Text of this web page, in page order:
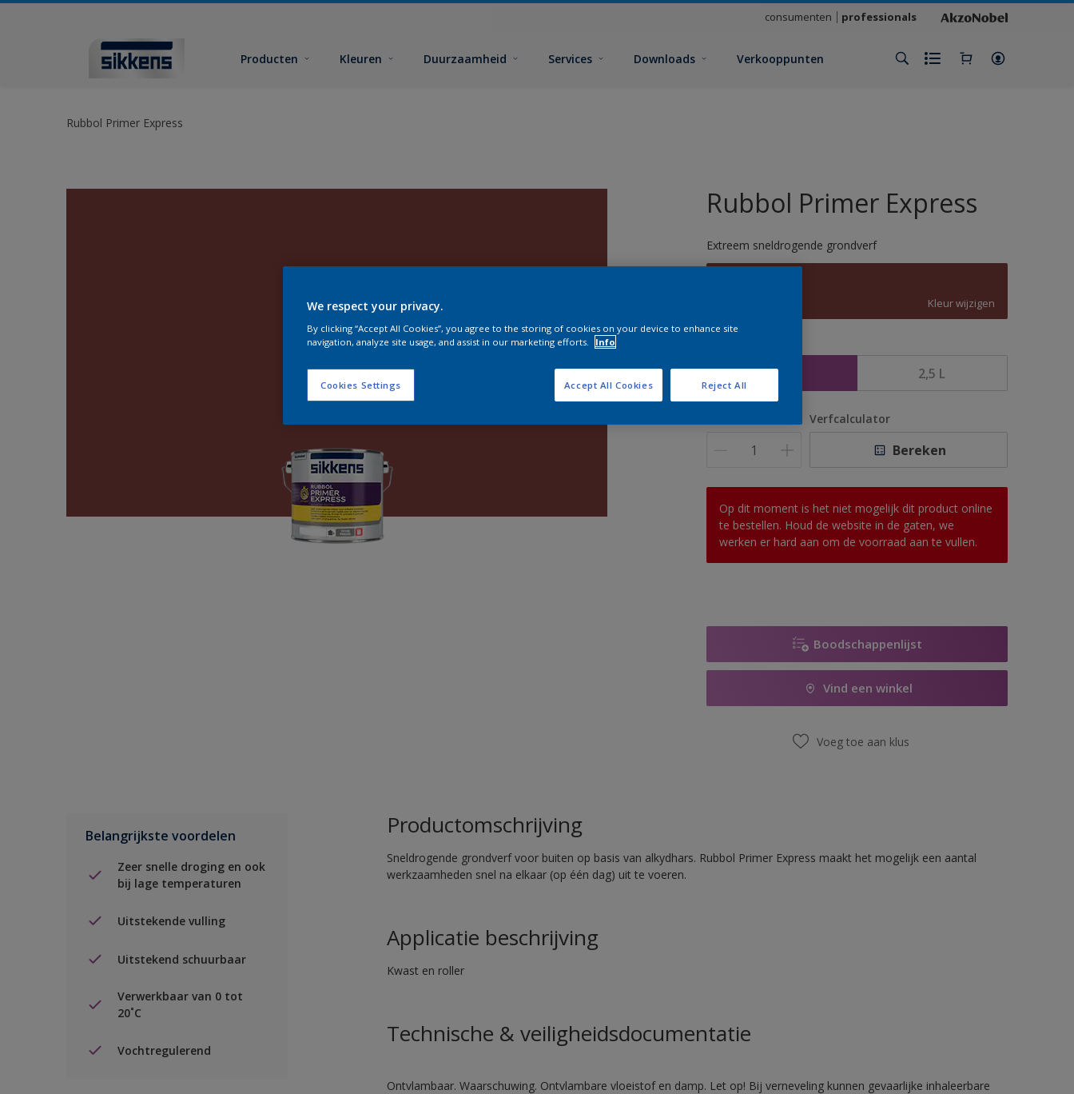
consumenten professionals
Producten Kleuren Duurzaamheid Services Downloads Verkooppunten
Rubbol Primer Express
Rubbol Primer Express
Extreem sneldrogende grondverf
Kleur wijzigen
1 L 2,5 L
Verfcalculator
Bereken
Op dit moment is het niet mogelijk dit product online
te bestellen. Houd de website in de gaten, we
werken er hard aan om de voorraad aan te vullen.
Boodschappenlijst
Vind een winkel
Voeg toe aan klus
Belangrijkste voordelen
Zeer snelle droging en ook
bij lage temperaturen
Uitstekende vulling
Uitstekend schuurbaar
Verwerkbaar van 0 tot
20˚C
Vochtregulerend
Productomschrijving
Sneldrogende grondverf voor buiten op basis van alkydhars. Rubbol Primer Express maakt het mogelijk een aantal
werkzaamheden snel na elkaar (op één dag) uit te voeren.
Applicatie beschrijving
Kwast en roller
Technische & veiligheidsdocumentatie
Ontvlambaar. Waarschuwing. Ontvlambare vloeistof en damp. Let op! Bij verneveling kunnen gevaarlijke inhaleerbare
We respect your privacy.
By clicking “Accept All Cookies”, you agree to the storing of cookies on your device to enhance site
navigation, analyze site usage, and assist in our marketing efforts.
Info
Cookies Settings Reject All
Accept All Cookies